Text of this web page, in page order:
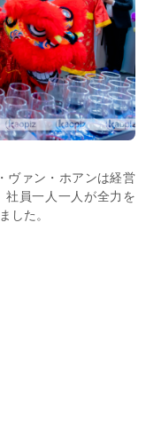
ヴァン・ホアンは経営
社員一人一人が全力を
した。